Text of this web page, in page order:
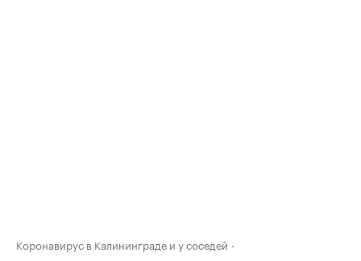
Коронавирус в Калининграде и у соседей